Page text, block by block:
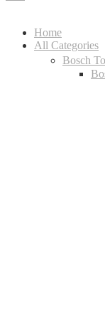
Home
All Categories
Bosch